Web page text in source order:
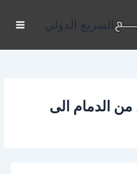
السريع الدولي
الدمام الى